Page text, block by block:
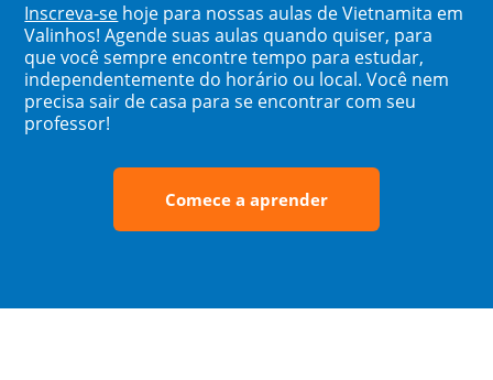
Inscreva-se hoje para nossas aulas de Vietnamita em
Valinhos! Agende suas aulas quando quiser, para
que você sempre encontre tempo para estudar,
independentemente do horário ou local. Você nem
precisa sair de casa para se encontrar com seu
professor!
Comece a aprender